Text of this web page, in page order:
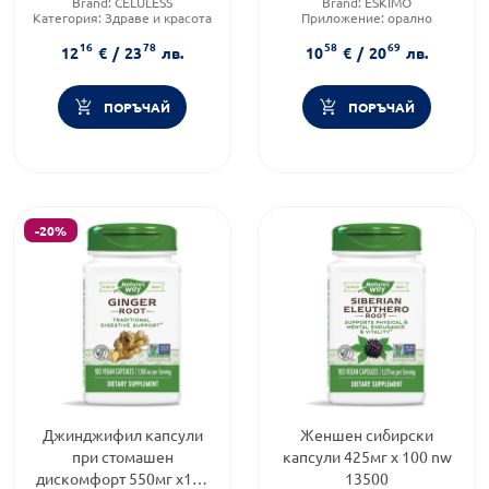
Категория: Здраве и красота
1216 € / 2378 лв.
ПОРЪЧАЙ
организма х50
Приложение: орално
1058 € / 2069 лв.
ПОРЪЧАЙ
-20%
Джинджифил капсули
при стомашен
дискомфорт 550мг х100
Женшен сибирски
капсули 425мг х 100 nw
13500